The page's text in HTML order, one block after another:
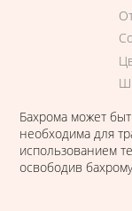
Бахрома может
необходима для
использованием
освободив